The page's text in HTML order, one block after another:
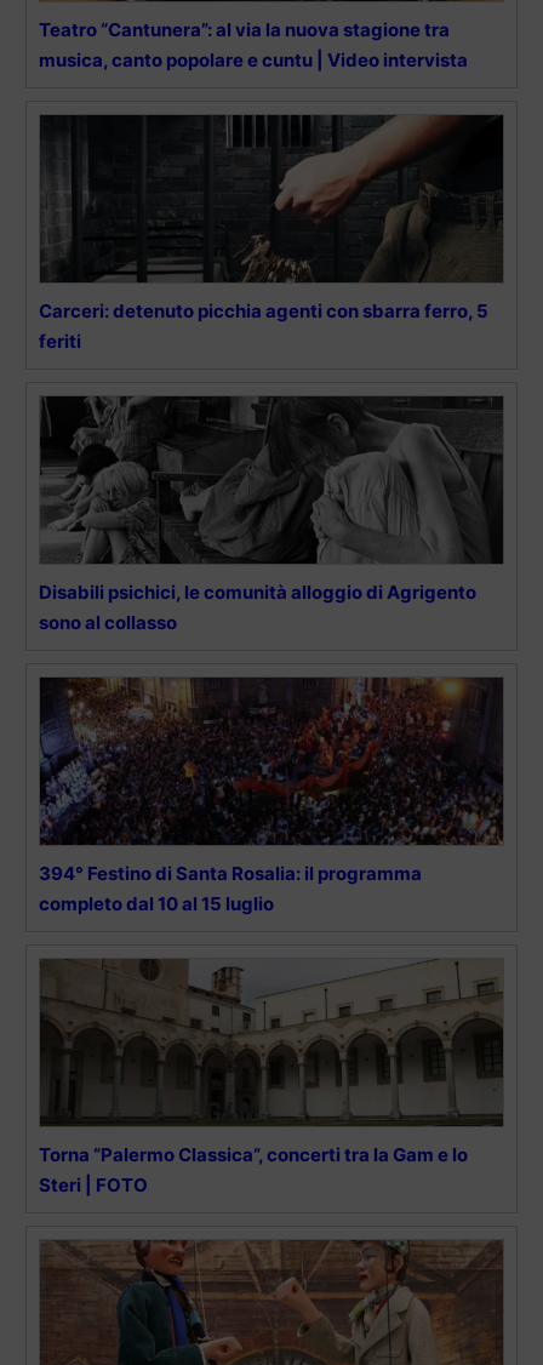
Teatro “Cantunera”: al via la nuova stagione tra
musica, canto popolare e cuntu | Video intervista
Carceri: detenuto picchia agenti con sbarra ferro, 5
feriti
Disabili psichici, le comunità alloggio di Agrigento
sono al collasso
394° Festino di Santa Rosalia: il programma
completo dal 10 al 15 luglio
Torna “Palermo Classica”, concerti tra la Gam e lo
Steri | FOTO